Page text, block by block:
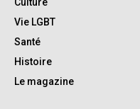
Vie LGBT
Santé
Histoire
Le magazine